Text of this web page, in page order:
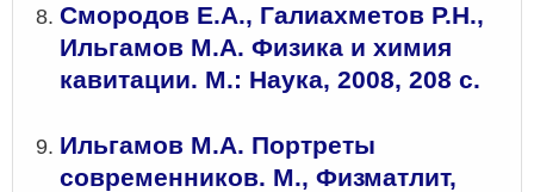
Смородов Е.А., Галиахметов Р.Н.,
Ильгамов М.А. Физика и химия
кавитации. М.: Наука, 2008, 208 с.
Ильгамов М.А. Портреты
современников. М., Физматлит,